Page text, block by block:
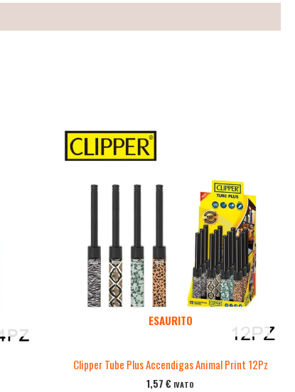
ESAURITO
Clipper Tube Plus Accendigas Animal Print 12Pz
1,57 € IVATO